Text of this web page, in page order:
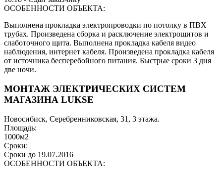
ОСОБЕННОСТИ ОБЪЕКТА:
Выполнена прокладка электропроводки по потолку в ПВХ
трубах. Произведена сборка и расключение электрощитов и
слаботочного щита. Выполнена прокладка кабеля видео
наблюдения, интернет кабеля. Произведена прокладка кабеля
от источника бесперебойного питания. Быстрые сроки 3 дня
две ночи.
МОНТАЖ ЭЛЕКТРИЧЕСКИХ СИСТЕМ
МАГАЗИНА LUKSE
Новосибиск, Серебренниковская, 31, 3 этажа.
Площадь:
1000м2
Сроки:
Сроки до 19.07.2016
ОСОБЕННОСТИ ОБЪЕКТА: